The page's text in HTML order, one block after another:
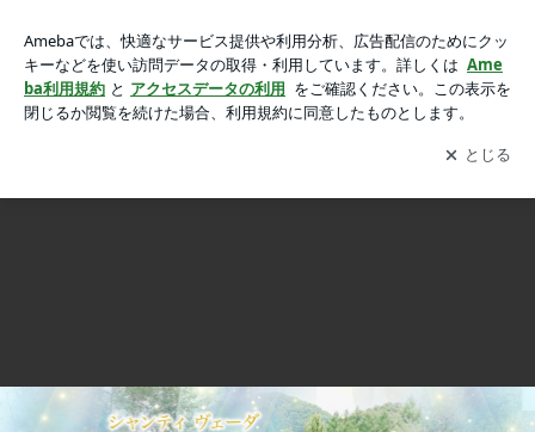
を超えていく 》の画像 3枚中1枚目
《 EVERYTHING LOVE WORLD 恐怖を煽られるという幻想を超えていく 》